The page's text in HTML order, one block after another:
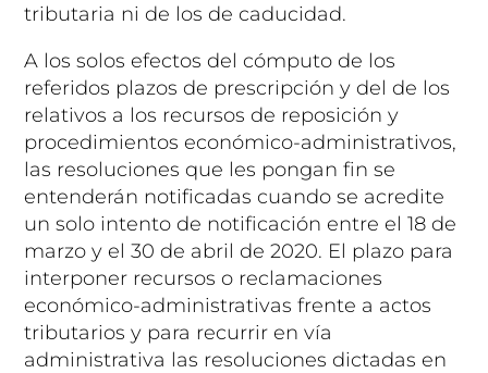
tributaria ni de los de caducidad.
A los solos efectos del cómputo de los
referidos plazos de prescripción y del de los
relativos a los recursos de reposición y
procedimientos económico-administrativos,
las resoluciones que les pongan fin se
entenderán notificadas cuando se acredite
un solo intento de notificación entre el 18 de
marzo y el 30 de abril de 2020. El plazo para
interponer recursos o reclamaciones
económico-administrativas frente a actos
tributarios y para recurrir en vía
administrativa las resoluciones dictadas en